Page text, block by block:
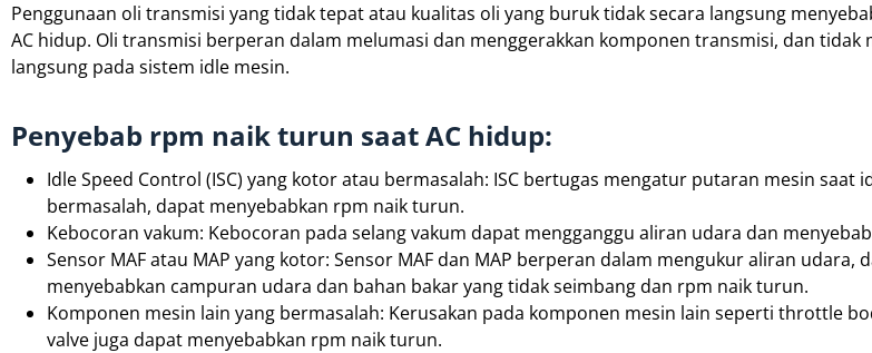
Penggunaan oli transmisi yang tidak tepat atau kualitas oli yang buruk tidak secara langsung
AC hidup. Oli transmisi berperan dalam melumasi dan menggerakkan komponen transmisi, dan tidak
langsung pada sistem idle mesin.
Penyebab rpm naik turun saat AC hidup:
Idle Speed Control (ISC) yang kotor atau bermasalah: ISC bertugas mengatur putaran mesin saat
bermasalah, dapat menyebabkan rpm naik turun.
Kebocoran vakum: Kebocoran pada selang vakum dapat mengganggu aliran udara dan
Sensor MAF atau MAP yang kotor: Sensor MAF dan MAP berperan dalam mengukur aliran udara,
menyebabkan campuran udara dan bahan bakar yang tidak seimbang dan rpm naik turun.
Komponen mesin lain yang bermasalah: Kerusakan pada komponen mesin lain seperti throttle
valve juga dapat menyebabkan rpm naik turun.